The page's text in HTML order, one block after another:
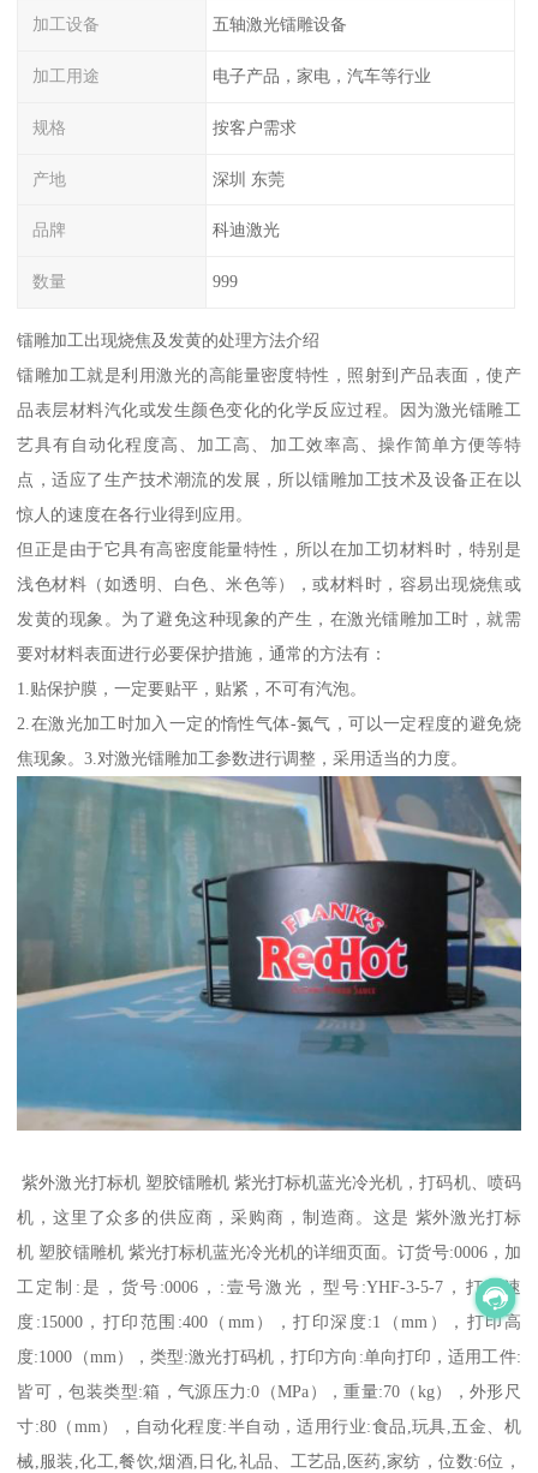
加工设备 五轴激光镭雕设备
加工用途 电子产品，家电，汽车等行业
规格 按客户需求
产地 深圳 东莞
品牌 科迪激光
数量 999
镭雕加工出现烧焦及发黄的处理方法介绍
镭雕加工就是利用激光的高能量密度特性，照射到产品表面，使产
品表层材料汽化或发生颜色变化的化学反应过程。因为激光镭雕工
艺具有自动化程度高、加工高、加工效率高、操作简单方便等特
点，适应了生产技术潮流的发展，所以镭雕加工技术及设备正在以
惊人的速度在各行业得到应用。
但正是由于它具有高密度能量特性，所以在加工切材料时，特别是
浅色材料（如透明、白色、米色等），或材料时，容易出现烧焦或
发黄的现象。为了避免这种现象的产生，在激光镭雕加工时，就需
要对材料表面进行必要保护措施，通常的方法有：
1.贴保护膜，一定要贴平，贴紧，不可有汽泡。
2.在激光加工时加入一定的惰性气体-氮气，可以一定程度的避免烧
焦现象。3.对激光镭雕加工参数进行调整，采用适当的力度。
紫外激光打标机 塑胶镭雕机 紫光打标机蓝光冷光机，打码机、喷码
机，这里了众多的供应商，采购商，制造商。这是 紫外激光打标
机 塑胶镭雕机 紫光打标机蓝光冷光机的详细页面。订货号:0006，加
工定制:是，货号:0006，:壹号激光，型号:YHF-3-5-7，打印速
度:15000，打印范围:400（mm），打印深度:1（mm），打印高
度:1000（mm），类型:激光打码机，打印方向:单向打印，适用工件:
皆可，包装类型:箱，气源压力:0（MPa），重量:70（kg），外形尺
寸:80（mm），自动化程度:半自动，适用行业:食品,玩具,五金、机
械,服装,化工,餐饮,烟酒,日化,礼品、工艺品,医药,家纺，位数:6位，